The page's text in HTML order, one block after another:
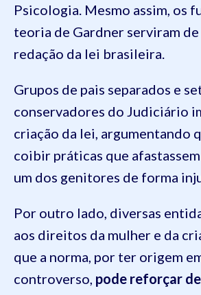
Psicologia. Mesmo assim, os
teoria de Gardner serviram de
redação da lei brasileira.
Grupos de pais separados e
conservadores do Judiciário
criação da lei, argumentando
coibir práticas que
um dos genitores de forma
Por outro lado, diversas
aos direitos da mulher e da
que a norma, por ter origem
controverso, pode reforçar